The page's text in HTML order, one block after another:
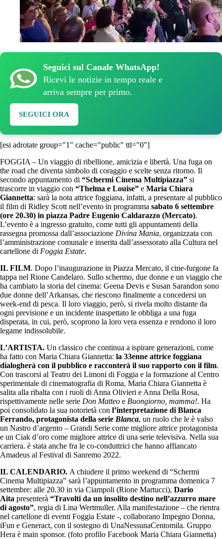
Seguici sul Canale WhatsApp!
Ricevi le notizie in tempo reale e
arriva sempre per primo.
SEGUICI ORA
[esi adrotate group="1" cache="public" ttl="0"]
FOGGIA – Un viaggio di ribellione, amicizia e libertà. Una fuga on
the road che diventa simbolo di coraggio e scelte senza ritorno. Il
secondo appuntamento di “Schermi Cinema Multipiazza” si
trascorre in viaggio con “Thelma e Louise” e Maria Chiara
Giannetta: sarà la nota attrice foggiana, infatti, a presentare al pubblico
il film di Ridley Scott nell’evento in programma sabato 6 settembre
(ore 20.30) in piazza Padre Eugenio Caldarazzo (Mercato).
L’evento è a ingresso gratuito, come tutti gli appuntamenti della
rassegna promossa dall’associazione Divina Mania, organizzata con
l’amministrazione comunale e inserita dall’assessorato alla Cultura nel
cartellone di Foggia Estate.
IL FILM. Dopo l’inaugurazione in Piazza Mercato, il cine-furgone fa
tappa nel Rione Candelaro. Sullo schermo, due donne e un viaggio che
ha cambiato la storia del cinema: Geena Devis e Susan Sarandon sono
due donne dell’Arkansas, che riescono finalmente a concedersi un
week-end di pesca. Il loro viaggio, però, si rivela molto distante da
ogni previsione e un incidente inaspettato le obbliga a una fuga
disperata, in cui, però, scoprono la loro vera essenza e rendono il loro
legame indissolubile.
L’ARTISTA. Un classico che continua a ispirare generazioni, come
ha fatto con Maria Chiara Giannetta: la 33enne attrice foggiana
dialogherà con il pubblico e racconterà il suo rapporto con il film.
Con trascorsi al Teatro dei Limoni di Foggia e la formazione al Centro
sperimentale di cinematografia di Roma, Maria Chiara Giannetta è
salita alla ribalta con i ruoli di Anna Olivieri e Anna Della Rosa,
rispettivamente nelle serie Don Matteo e Buongiorno, mamma!. Ha
poi consolidato la sua notorietà con l’interpretazione di Blanca
Ferrando, protagonista della serie Blanca, un ruolo che le è valso
un Nastro d’argento – Grandi Serie come migliore attrice protagonista
e un Ciak d’oro come migliore attrice di una serie televisiva. Nella sua
carriera. è stata anche fra le co-conduttrici che hanno affiancato
Amadeus al Festival di Sanremo 2022.
IL CALENDARIO. A chiudere il primo weekend di “Schermi
Cinema Multipiazza” sarà l’appuntamento in programma domenica 7
settembre: alle 20.30 in via Ciampoli (Rione Martucci), Dario
Aita presenterà “Travolti da un insolito destino nell’azzurro mare
di agosto”, regia di Lina Wertmuller. Alla manifestazione – che rientra
nel cartellone di eventi Foggia Estate -, collaborano Impegno Donna,
iFun e Generact, con il sostegno di UnaNessunaCentomila. Gruppo
Hera è main sponsor. (foto profilo Facebook Maria Chiara Giannetta)